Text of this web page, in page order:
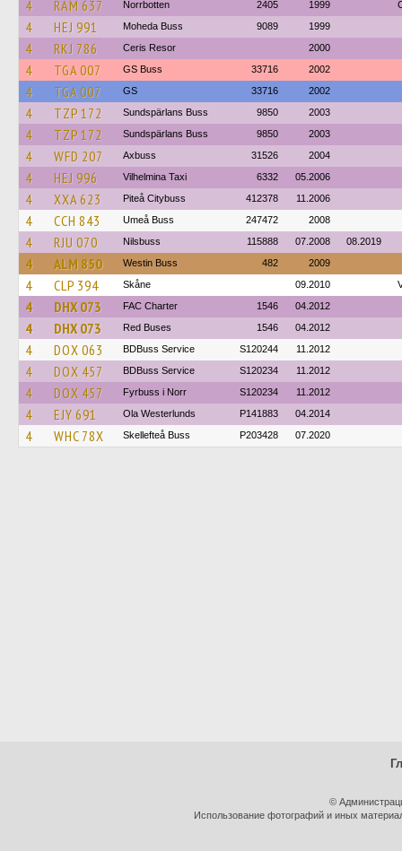
4 RAM 637 Norrbotten 2405 1999
4 HEJ 991 Moheda Buss 9089 1999
4 RKJ 786 Ceris Resor 2000
4 TGA 007 GS Buss 33716 2002
4 TGA 007 GS 33716 2002
4 TZP 172 Sundspärlans Buss 9850 2003
4 TZP 172 Sundspärlans Buss 9850 2003
4 WFD 207 Axbuss 31526 2004
4 HEJ 996 Vilhelmina Taxi 6332 05.2006
4 XXA 623 Piteå Citybuss 412378 11.2006
4 CCH 843 Umeå Buss 247472 2008
4 RJU 070 Nilsbuss 115888 07.2008 08.2019
4 ALM 850 Westin Buss 482 2009
4 CLP 394 Skåne 09.2010
4 DHX 073 FAC Charter 1546 04.2012
4 DHX 073 Red Buses 1546 04.2012
4 DOX 063 BDBuss Service S120244 11.2012
4 DOX 457 BDBuss Service S120234 11.2012
4 DOX 457 Fyrbuss i Norr S120234 11.2012
4 EJY 691 Ola Westerlunds P141883 04.2014
4 WHC 78X Skellefteå Buss P203428 07.2020
©
Использование фотографий и иных